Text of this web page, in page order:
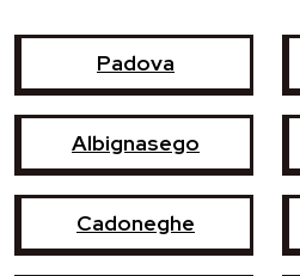
Padova
Albignasego
Cadoneghe